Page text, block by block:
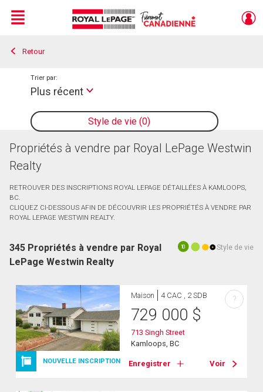
Live
En Direct
Menu
Retour
Style de vie 0
Trier par:
Plus récent
Propriétés à vendre par Royal LePage Westwin
Realty
RETROUVER DES INSCRIPTIONS ROYAL LEPAGE DÉTAILLÉES À KAMLOOPS,
BC.
CLIQUEZ CI-DESSOUS AFIN DE DÉCOUVRIR LES PROPRIÉTÉS À VENDRE PAR
ROYAL LEPAGE WESTWIN REALTY.
10 Style de vie
345 Propriétés à vendre par Royal
LePage Westwin Realty
NOUVELLE INSCRIPTION
Maison 4 CAC , 2 SDB
729 000 $
713 Singh Street
Kamloops, BC
Enregistrer Voir
?